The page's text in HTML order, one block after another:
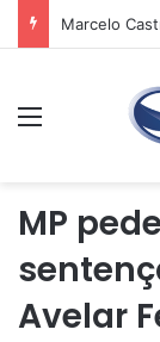
Menu
MP
Avelar